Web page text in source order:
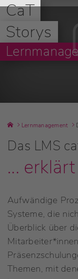
CaT
Storys
Lernmanagement
Das LMS
...
Aufwändige
Systeme, die
Überblick über
Themen, mit